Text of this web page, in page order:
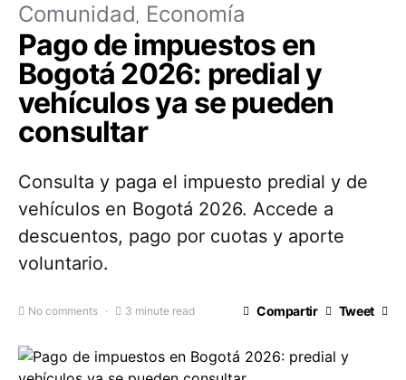
Comunidad Economía
Pago de impuestos en
Bogotá 2026: predial y
vehículos ya se pueden
consultar
Consulta y paga el impuesto predial y de
vehículos en Bogotá 2026. Accede a
descuentos, pago por cuotas y aporte
voluntario.
No comments 3 minute read Compartir Tweet